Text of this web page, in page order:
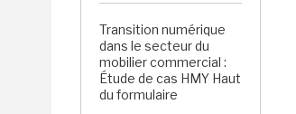
Transition numérique
dans le secteur du
mobilier commercial :
Étude de cas HMY Haut
du formulaire